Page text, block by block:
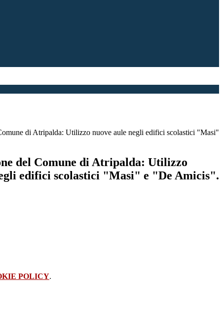
di Atripalda: Utilizzo nuove aule negli edifici scolastici "Masi"
del Comune di Atripalda: Utilizzo
edifici scolastici "Masi" e "De Amicis".
POLICY.